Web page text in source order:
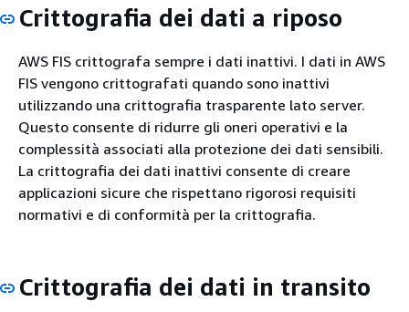
Crittografia dei dati a riposo
AWS FIS crittografa sempre i dati inattivi. I dati in AWS
FIS vengono crittografati quando sono inattivi
utilizzando una crittografia trasparente lato server.
Questo consente di ridurre gli oneri operativi e la
complessità associati alla protezione dei dati sensibili.
La crittografia dei dati inattivi consente di creare
applicazioni sicure che rispettano rigorosi requisiti
normativi e di conformità per la crittografia.
Crittografia dei dati in transito